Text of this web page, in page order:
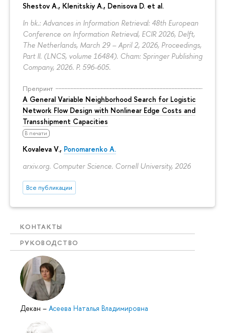
Shestov A., Klenitskiy A., Denisova D. et al.
In bk.: Advances in Information Retrieval: 48th European
Conference on Information Retrieval, ECIR 2026, Delft,
The Netherlands, March 29 – April 2, 2026, Proceedings,
Part II. (LNCS, volume 16484). Cham: Springer Publishing
Company, 2026. P. 596-605.
Препринт
A General Variable Neighborhood Search for Logistic
Network Flow Design with Nonlinear Edge Costs and
Transshipment Capacities
В печати
Kovaleva V., Ponomarenko A.
arxiv.org. Computer Science. Cornell University, 2026
Все публикации
КОНТАКТЫ
РУКОВОДСТВО
Декан – Асеева Наталья Владимировна